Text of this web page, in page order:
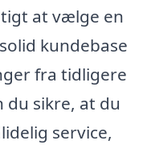
at vælge en
kundebase
fra tidligere
du sikre, at du
service,